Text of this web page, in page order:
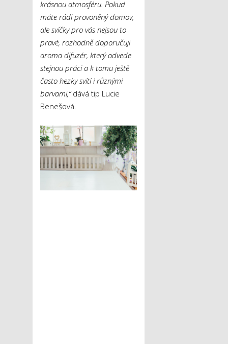
krásnou atmosféru. Pokud
máte rádi provoněný domov,
ale svíčky pro vás nejsou to
pravé, rozhodně doporučuji
aroma difuzér, který odvede
stejnou práci a k tomu ještě
často hezky svítí i různými
barvami,“dává tip Lucie
Benešová.